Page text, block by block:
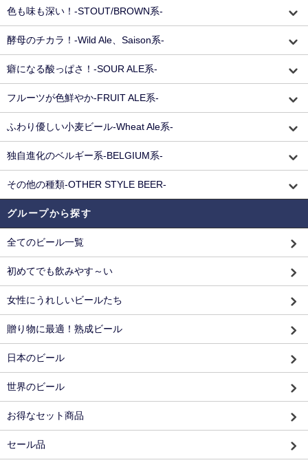
色も味も深い！-STOUT/BROWN系-
酵母のチカラ！-Wild Ale、Saison系-
癖になる酸っぱさ！-SOUR ALE系-
フルーツが色鮮やか-FRUIT ALE系-
ふわり優しい小麦ビール-Wheat Ale系-
独自進化のベルギー系-BELGIUM系-
その他の種類-OTHER STYLE BEER-
グループから探す
全てのビール一覧
初めてでも飲みやす～い
女性にうれしいビールたち
贈り物に最適！熟成ビール
日本のビール
世界のビール
お得なセット商品
セール品